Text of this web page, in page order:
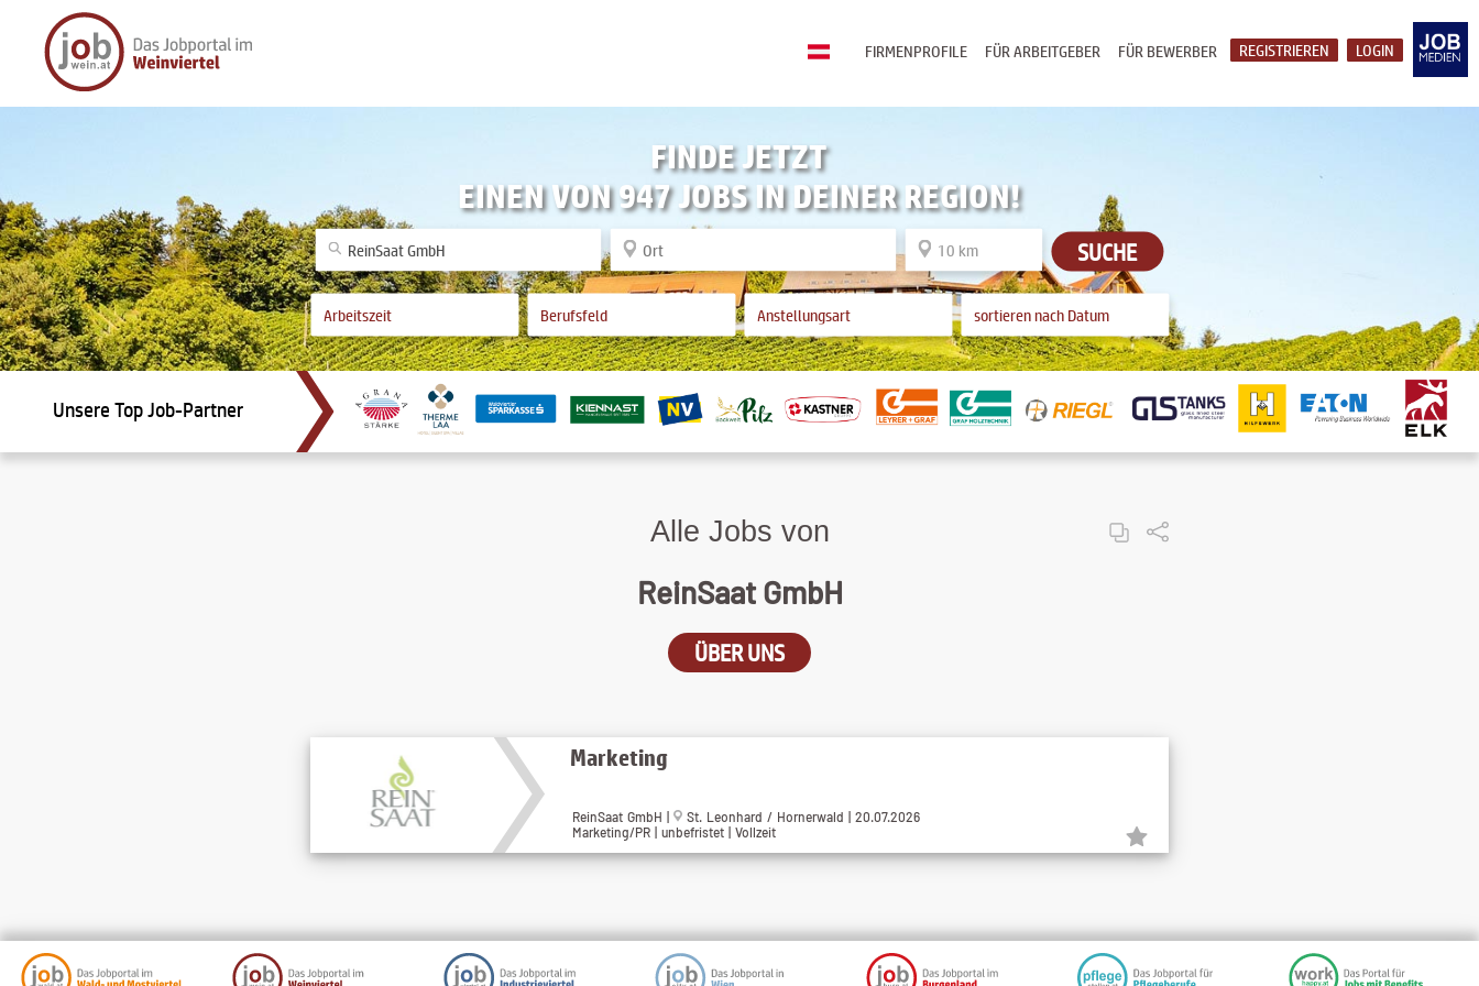
LOGIN
REGISTRIEREN
FÜR BEWERBER
FÜR ARBEITGEBER
FIRMENPROFILE
FINDE JETZT
EINEN VON 947 JOBS IN DEINER REGION!
SUCHE
Unsere Top Job-Partner
Alle Jobs von
ReinSaat GmbH
ÜBER UNS
Marketing
ReinSaat GmbH |
St. Leonhard / Hornerwald | 20.07.2026
Marketing/PR | unbefristet | Vollzeit